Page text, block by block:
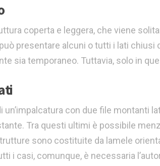
coperta e leggera, che viene
presentare alcuni o tutti i lati
sia temporaneo. Tuttavia, solo in
un’impalcatura con due file montanti
Tra questi ultimi è possibile
sono costituite da lamele
i casi, comunque, è necessaria